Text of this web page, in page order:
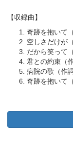
【収録曲】
奇跡を抱いて
空しさだけが
だから笑って
君との約束（
病院の歌（作
奇跡を抱いて